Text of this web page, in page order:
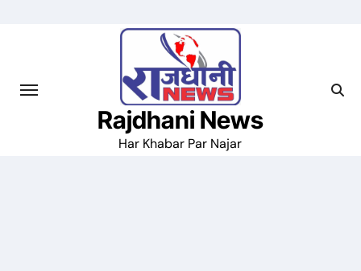
Rajdhani News
Har Khabar Par Najar